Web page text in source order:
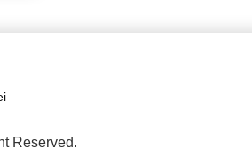
Reserved.